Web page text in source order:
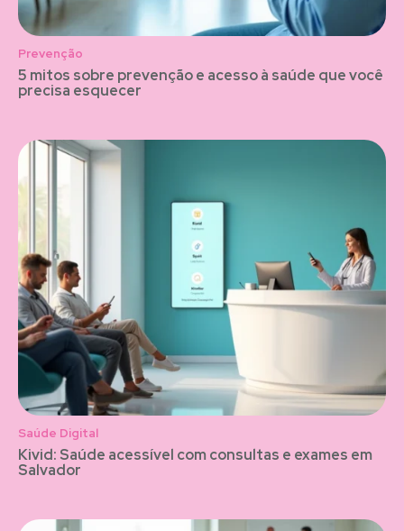
Prevenção
5 mitos sobre prevenção e acesso à saúde que você
precisa esquecer
Saúde Digital
Kivid: Saúde acessível com consultas e exames em
Salvador